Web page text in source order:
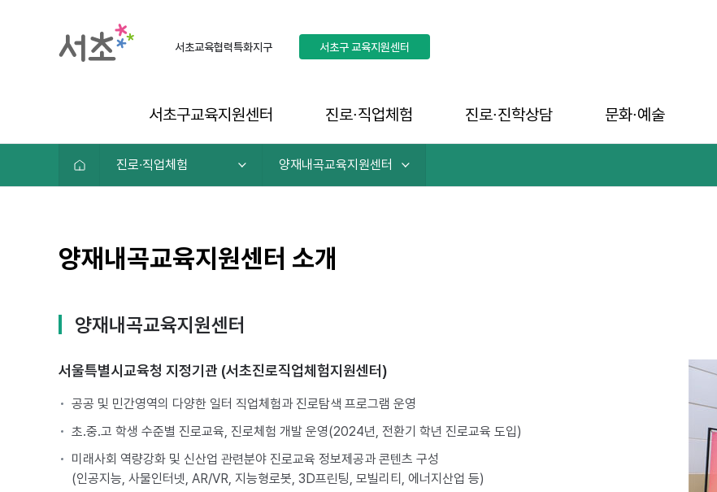
서초교육협력특화지구 서초구교육지원센터
서초구교육지원센터 진로∙직업체험 진로∙진학상담 문화∙예술
진로∙직업체험 양재내곡교육지원센터
양재내곡교육지원센터 소개
양재내곡교육지원센터
서울특별시교육청 지정기관 (서초진로직업체험지원센터)
공공 및 민간영역의 다양한 일터 직업체험과 진로탐색 프로그램 운영​
초.중.고 학생 수준별 진로교육, 진로체험 개발 운영(2024년, 전환기 학년 진로교육 도입)
미래사회 역량강화 및 신산업 관련분야 진로교육 정보제공과 콘텐츠 구성
(인공지능, 사물인터넷, AR/VR, 지능형로봇, 3D프린팅, 모빌리티, 에너지산업 등)